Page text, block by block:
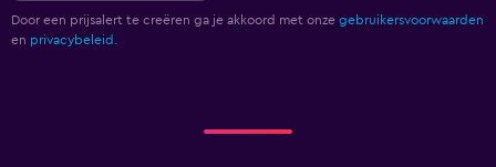
Door een prijsalert te creëren ga je akkoord met onze gebruikersvoorwaarden
en privacybeleid.